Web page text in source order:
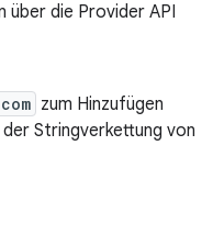
die Provider API
zum Hinzufügen
Stringverkettung von